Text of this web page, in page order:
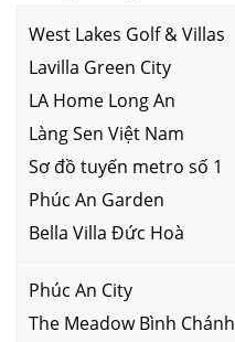
West Lakes Golf & Villas
Lavilla Green City
LA Home Long An
Làng Sen Việt Nam
Sơ đồ tuyến metro số 1
Phúc An Garden
Bella Villa Đức Hoà
Phúc An City
The Meadow Bình Chánh